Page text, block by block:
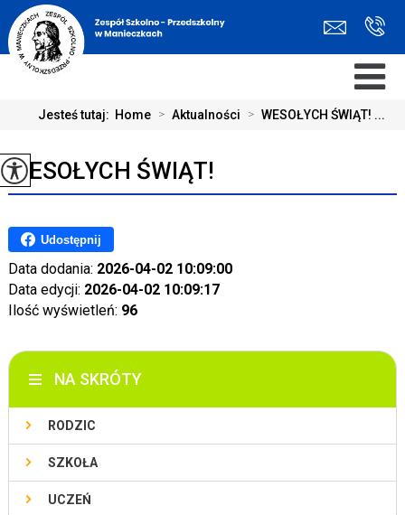
Jesteś tutaj: Home > Aktualności > WESOŁYCH ŚWIĄT! ...
WESOŁYCH ŚWIĄT!
Udostępnij
Data dodania: 2026-04-02 10:09:00
Data edycji: 2026-04-02 10:09:17
Ilość wyświetleń: 96
NA SKRÓTY
RODZIC
SZKOŁA
UCZEŃ